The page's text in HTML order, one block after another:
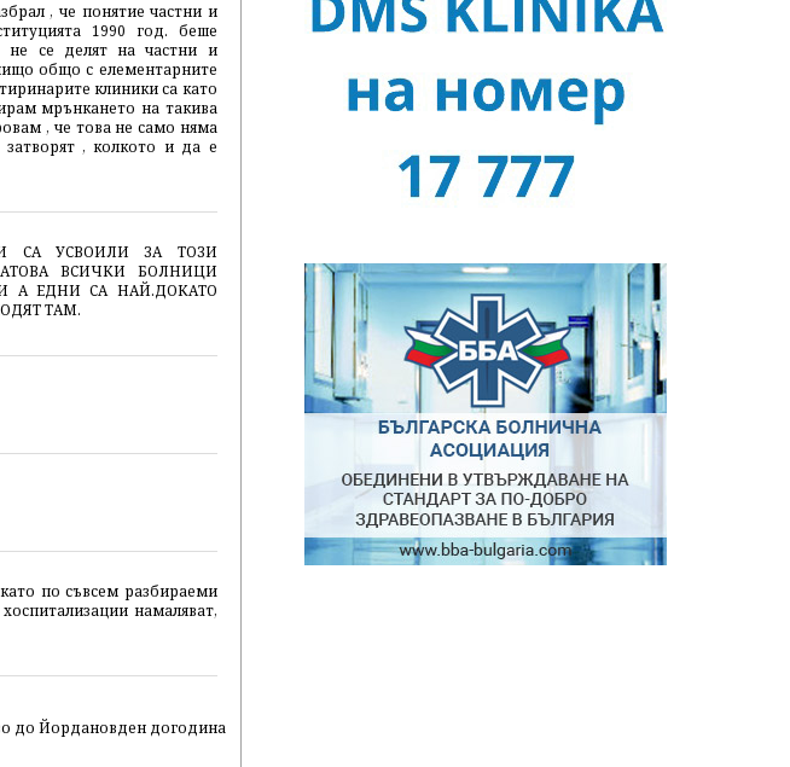
, че понятие частни и
1990 год. беше
не се делят на частни и
общо с елементарните
клиники са като
мрънкането на такива
, че това не само няма
, колкото и да е
СА УСВОИЛИ ЗА ТОЗИ
ВСИЧКИ БОЛНИЦИ
А ЕДНИ СА НАЙ.ДОКАТО
ТАМ.
по съвсем разбираеми
намаляват,
до Йордановден догодина